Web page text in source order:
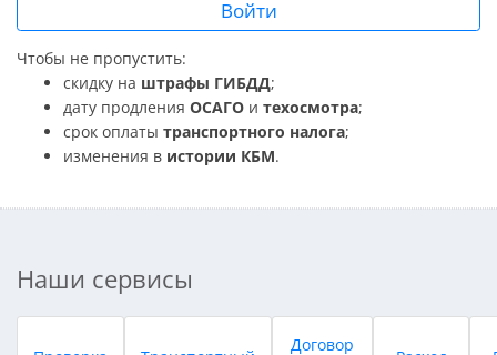
Войти
Чтобы не пропустить:
скидку на штрафы ГИБДД;
дату продления ОСАГО и техосмотра;
срок оплаты транспортного налога;
изменения в истории КБМ.
Наши сервисы
Договор